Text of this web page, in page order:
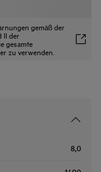
gemäß der
II der
gesamte
zu verwenden.
8,0